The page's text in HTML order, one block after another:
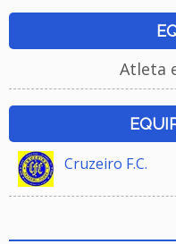
Atleta
Cruzeiro F.C.